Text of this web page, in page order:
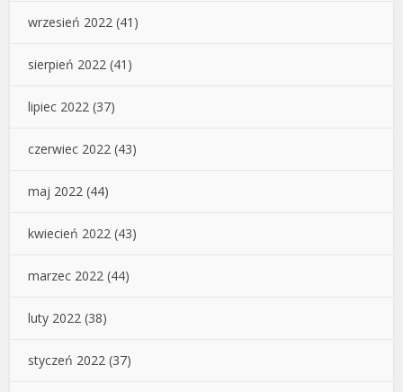
wrzesień 2022 (41)
sierpień 2022 (41)
lipiec 2022 (37)
czerwiec 2022 (43)
maj 2022 (44)
kwiecień 2022 (43)
marzec 2022 (44)
luty 2022 (38)
styczeń 2022 (37)